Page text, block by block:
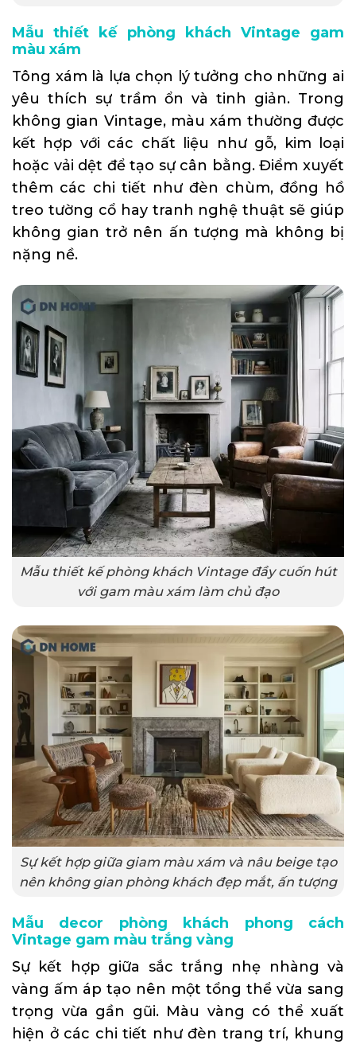
Mẫu thiết kế phòng khách Vintage gam
màu xám
Tông xám là lựa chọn lý tưởng cho những ai
yêu thích sự trầm ổn và tinh giản. Trong
không gian Vintage, màu xám thường được
kết hợp với các chất liệu như gỗ, kim loại
hoặc vải dệt để tạo sự cân bằng. Điểm xuyết
thêm các chi tiết như đèn chùm, đồng hồ
treo tường cổ hay tranh nghệ thuật sẽ giúp
không gian trở nên ấn tượng mà không bị
nặng nề.
Mẫu thiết kế phòng khách Vintage đầy cuốn hút
với gam màu xám làm chủ đạo
Sự kết hợp giữa giam màu xám và nâu beige tạo
nên không gian phòng khách đẹp mắt, ấn tượng
Mẫu decor phòng khách phong cách
Vintage gam màu trắng vàng
Sự kết hợp giữa sắc trắng nhẹ nhàng và
vàng ấm áp tạo nên một tổng thể vừa sang
trọng vừa gần gũi. Màu vàng có thể xuất
hiện ở các chi tiết như đèn trang trí, khung